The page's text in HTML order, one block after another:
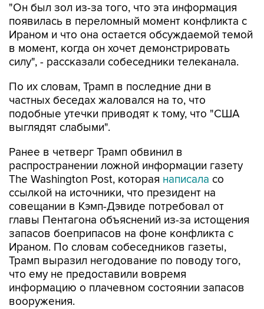
"Он был зол из-за того, что эта информация
появилась в переломный момент конфликта с
Ираном и что она остается обсуждаемой темой
в момент, когда он хочет демонстрировать
силу", - рассказали собеседники телеканала.
По их словам, Трамп в последние дни в
частных беседах жаловался на то, что
подобные утечки приводят к тому, что "США
выглядят слабыми".
Ранее в четверг Трамп обвинил в
распространении ложной информации газету
The Washington Post, которая написала со
ссылкой на источники, что президент на
совещании в Кэмп-Дэвиде потребовал от
главы Пентагона объяснений из-за истощения
запасов боеприпасов на фоне конфликта с
Ираном. По словам собеседников газеты,
Трамп выразил негодование по поводу того,
что ему не предоставили вовремя
информацию о плачевном состоянии запасов
вооружения.